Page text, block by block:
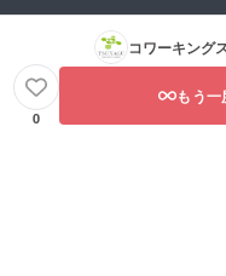
コワーキング
0
もう